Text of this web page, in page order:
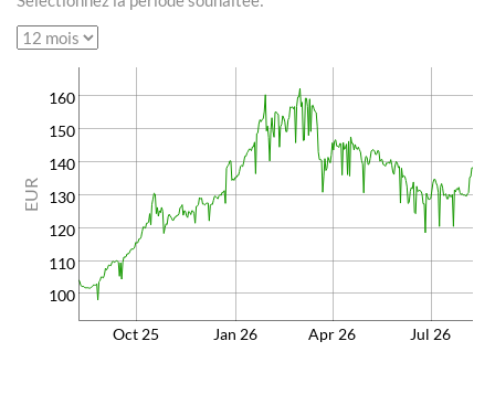
100
110
120
130
140
150
160
Oct 25 Jan 26 Apr 26 Jul 26
EUR